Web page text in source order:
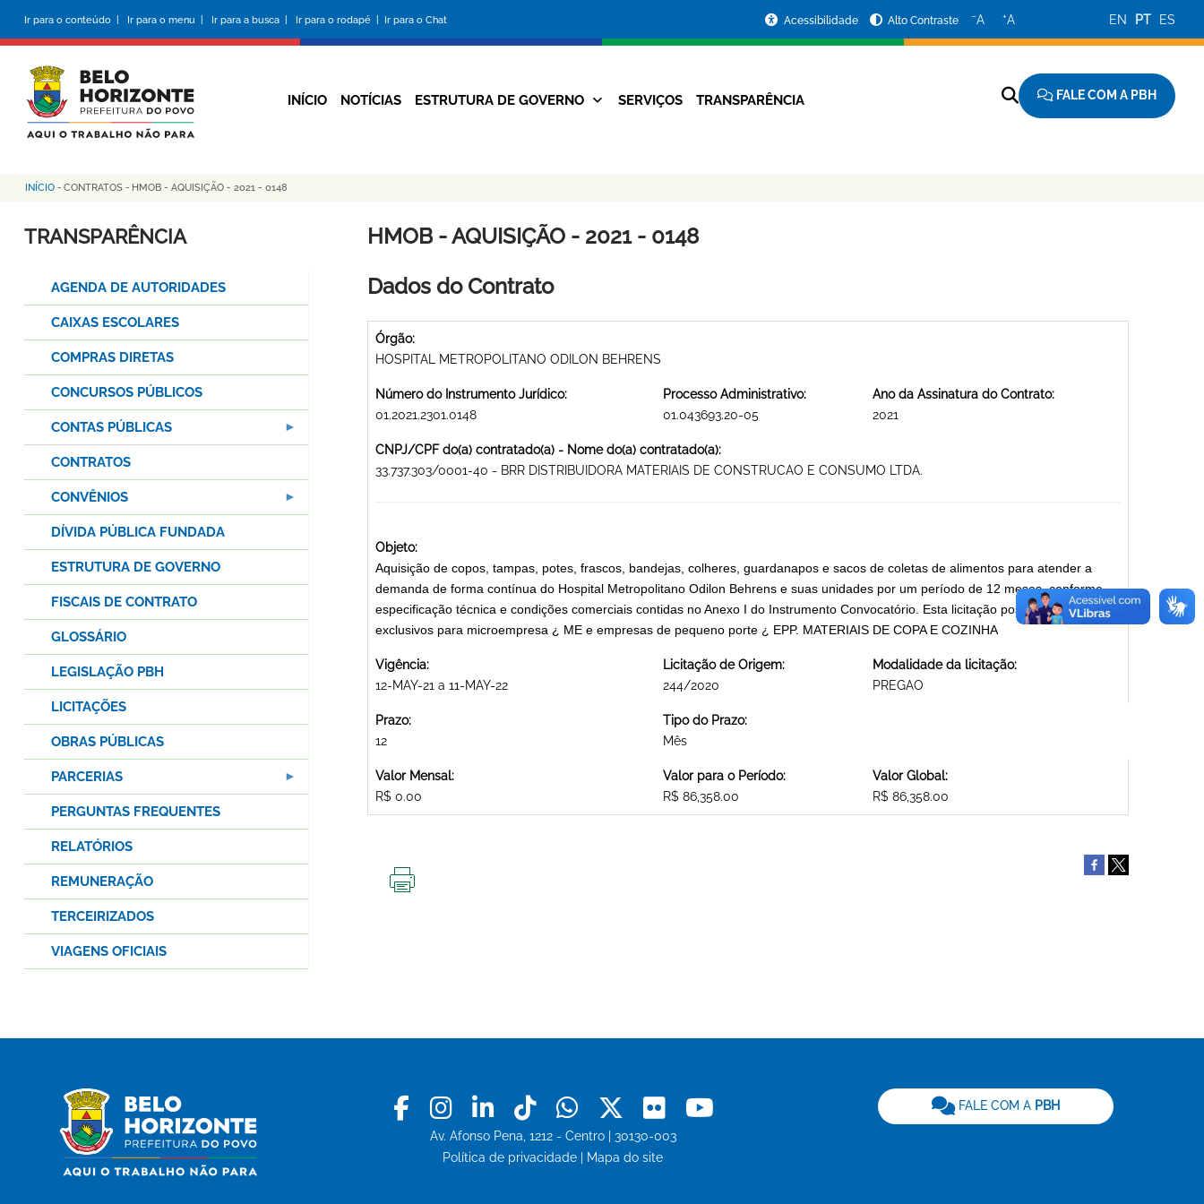
conteúdo
principal
Ir para o conteúdo | Ir para o menu | Ir para a busca | Ir para o rodapé | Ir para o Chat
da
Prefeitura
Acessibilidade Alto Contraste −A +A EN PT ES
Navegação
INÍCIO NOTÍCIAS ESTRUTURA DE GOVERNO SERVIÇOS TRANSPARÊNCIA FALE COM A PBH
Trilha
de
INÍCIO - CONTRATOS - HMOB - AQUISIÇÃO - 2021 - 0148
HMOB - AQUISIÇÃO - 2021 - 0148
Dados do Contrato
Órgão:
HOSPITAL METROPOLITANO ODILON BEHRENS
Número do Instrumento Jurídico:
01.2021.2301.0148
Processo Administrativo:
01.043693.20-05
Ano da Assinatura do Contrato:
2021
CNPJ/CPF do(a) contratado(a) - Nome do(a) contratado(a):
33.737.303/0001-40 - BRR DISTRIBUIDORA MATERIAIS DE CONSTRUCAO E CONSUMO LTDA.
Objeto:
Aquisição de copos, tampas, potes, frascos, bandejas, colheres, guardanapos e sacos de coletas de alimentos para atender a
demanda de forma contínua do Hospital Metropolitano Odilon Behrens e suas unidades por um período de 12 meses, conforme
especificação técnica e condições comerciais contidas no Anexo I do Instrumento Convocatório. Esta licitação possui itens
exclusivos para microempresa ¿ ME e empresas de pequeno porte ¿ EPP. MATERIAIS DE COPA E COZINHA
Vigência:
12-MAY-21 a 11-MAY-22
Licitação de Origem:
244/2020
Modalidade da licitação:
PREGAO
Prazo:
12
Tipo do Prazo:
Mês
Valor Mensal:
R$ 0.00
Valor para o Período:
R$ 86,358.00
Valor Global:
R$ 86,358.00
TRANSPARÊNCIA
AGENDA DE AUTORIDADES
CAIXAS ESCOLARES
COMPRAS DIRETAS
CONCURSOS PÚBLICOS
CONTAS PÚBLICAS
CONTRATOS
CONVÊNIOS
DÍVIDA PÚBLICA FUNDADA
ESTRUTURA DE GOVERNO
FISCAIS DE CONTRATO
GLOSSÁRIO
LEGISLAÇÃO PBH
LICITAÇÕES
OBRAS PÚBLICAS
PARCERIAS
PERGUNTAS FREQUENTES
RELATÓRIOS
REMUNERAÇÃO
TERCEIRIZADOS
VIAGENS OFICIAIS
Facebook
Instagram
LinkedinTiktokWhatsapp
X Flickr
Av. Afonso Pena, 1212 - Centro | 30130-003
Política de privacidade
Mapa do site
FALE COM A PBH